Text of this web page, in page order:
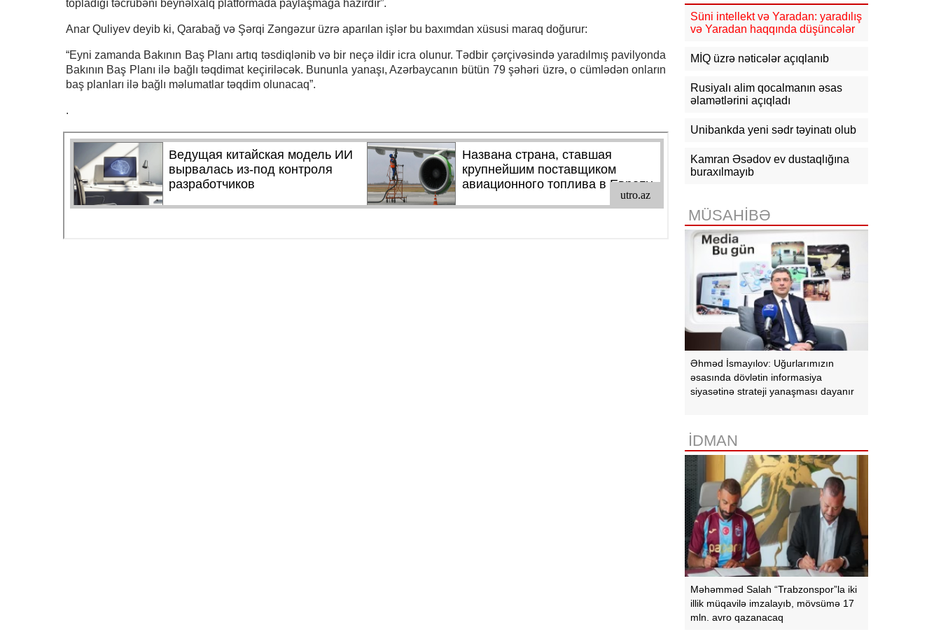
topladığı təcrübəni beynəlxalq platformada paylaşmağa hazırdır”.
Anar Quliyev deyib ki, Qarabağ və Şərqi Zəngəzur üzrə aparılan işlər bu baxımdan xüsusi maraq doğurur:
“Eyni zamanda Bakının Baş Planı artıq təsdiqlənib və bir neçə ildir icra olunur. Tədbir çərçivəsində yaradılmış pavilyonda
Bakının Baş Planı ilə bağlı təqdimat keçiriləcək. Bununla yanaşı, Azərbaycanın bütün 79 şəhəri üzrə, o cümlədən onların
baş planları ilə bağlı məlumatlar təqdim olunacaq”.
.
güclənəcək -XƏBƏRDARLIQ
16:10 Jurnalistika ixtisası üzrə
açıqlanıb
15:50 Ədliyyə naziri Lerik rayonunda
vətəndaşları qəbul edib
15:24
Bakının mərkəzində 3
obyektdə və evdə yanğın
zəhərlənib
14:50 Türkiyə, Səudiyyə Ərəbistanı
və Pakistan Məkkə Sazişini
imzalayıb: Üzvlərdən birinə hücum
hamısına hücum sayılacaq
Süni intellekt və Yaradan: yaradılış
və Yaradan haqqında düşüncələr
MİQ üzrə nəticələr açıqlanıb
Rusiyalı alim qocalmanın əsas
əlamətlərini açıqladı
Unibankda yeni sədr təyinatı olub
Kamran Əsədov ev dustaqlığına
buraxılmayıb
MÜSAHİBƏ
Əhməd İsmayılov: Uğurlarımızın
əsasında dövlətin informasiya
siyasətinə strateji yanaşması dayanır
İDMAN
Məhəmməd Salah “Trabzonspor”la iki
illik müqavilə imzalayıb, mövsümə 17
mln. avro qazanacaq